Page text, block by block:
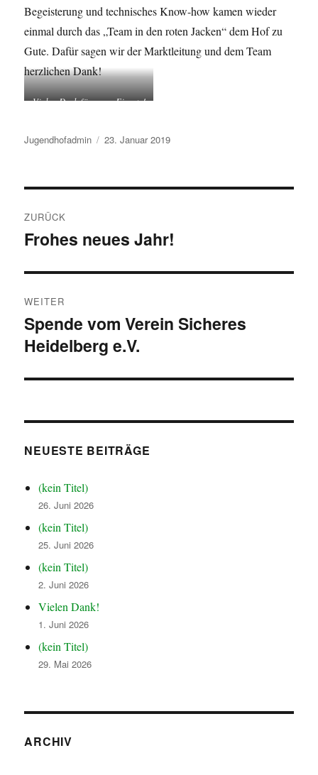
Begeisterung und technisches Know-how kamen wieder
einmal durch das „Team in den roten Jacken“ dem Hof zu
Gute. Dafür sagen wir der Marktleitung und dem Team
herzlichen Dank!
Vielen Dank für euren Einsatz!
Autor
Jugendhofadmin
Veröffentlicht
23. Januar 2019
ZURÜCK
Vorheriger
Frohes neues Jahr!
WEITER
Nächster
Beitrag:
Spende vom Verein Sicheres
Heidelberg e.V.
NEUESTE BEITRÄGE
(kein Titel)
26. Juni 2026
(kein Titel)
25. Juni 2026
(kein Titel)
2. Juni 2026
Vielen Dank!
1. Juni 2026
(kein Titel)
29. Mai 2026
ARCHIV